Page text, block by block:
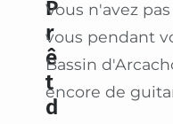
P
r
ê
t
d
Vous n'avez
vous pendant
Bassin
encore de